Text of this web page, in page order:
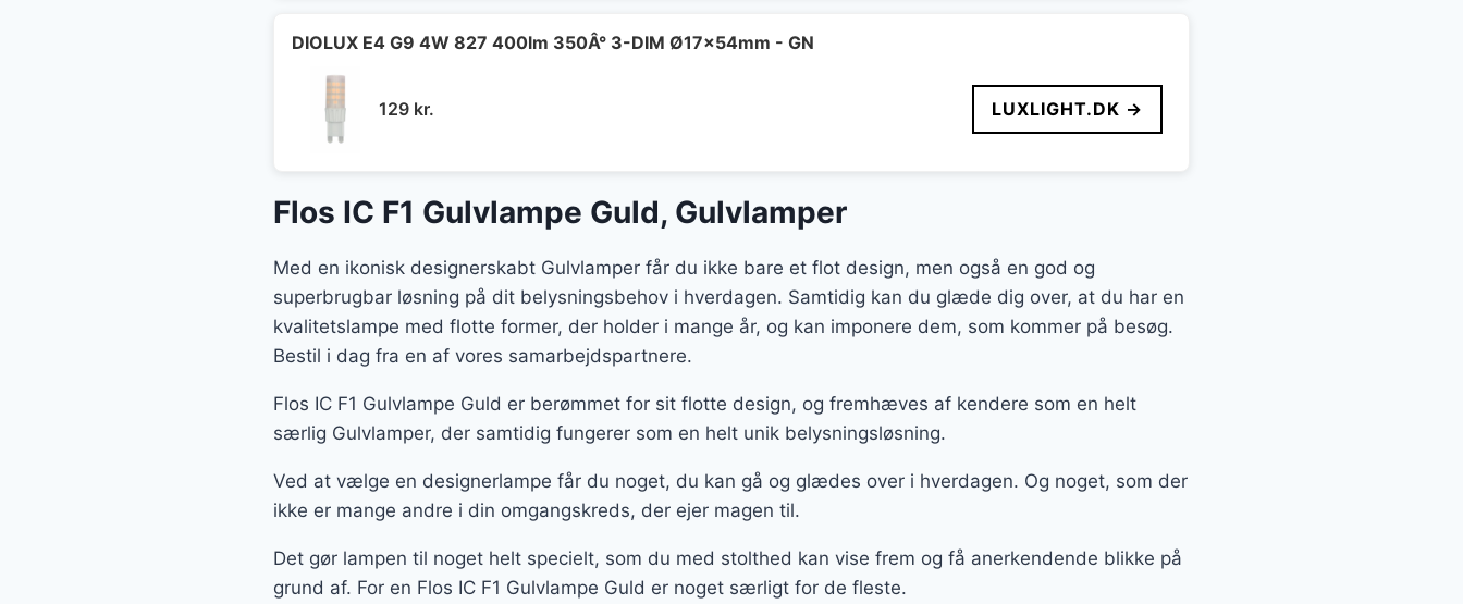
DIOLUX E4 G9 4W 827 400lm 350Â° 3-DIM Ø17x54mm - GN
129 kr. LUXLIGHT.DK →
Flos IC F1 Gulvlampe Guld, Gulvlamper
Med en ikonisk designerskabt Gulvlamper får du ikke bare et flot design, men også en god og
superbrugbar løsning på dit belysningsbehov i hverdagen. Samtidig kan du glæde dig over, at du har en
kvalitetslampe med flotte former, der holder i mange år, og kan imponere dem, som kommer på besøg.
Bestil i dag fra en af vores samarbejdspartnere.
Flos IC F1 Gulvlampe Guld er berømmet for sit flotte design, og fremhæves af kendere som en helt
særlig Gulvlamper, der samtidig fungerer som en helt unik belysningsløsning.
Ved at vælge en designerlampe får du noget, du kan gå og glædes over i hverdagen. Og noget, som der
ikke er mange andre i din omgangskreds, der ejer magen til.
Det gør lampen til noget helt specielt, som du med stolthed kan vise frem og få anerkendende blikke på
grund af. For en Flos IC F1 Gulvlampe Guld er noget særligt for de fleste.